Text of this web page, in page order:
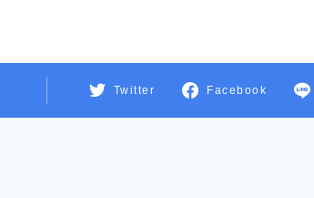
Twitter Facebook